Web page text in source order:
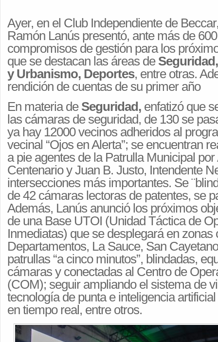
Ayer, en el Club Independiente de
Ramón Lanús presentó, ante más de
compromisos de gestión para los
que se destacan las áreas de
y Urbanismo, Deportes, entre otras.
rendición de cuentas de su primer año
En materia de Seguridad, enfatizó que
las cámaras de seguridad, de 130 se
ya hay 12000 vecinos adheridos al
vecinal “Ojos en Alerta”; se encuentran
a pie agentes de la Patrulla Municipal
Centenario y Juan B. Justo, Intendente
intersecciones más importantes. Se
de 42 cámaras lectoras de patentes, se
Además, Lanús anunció los próximos
de una Base UTOI (Unidad Táctica de
Inmediatas) que se desplegará en zonas
Departamentos, La Sauce, San
patrullas “a cinco minutos”, blindadas,
cámaras y conectadas al Centro de
(COM); seguir ampliando el sistema de
tecnología de punta e inteligencia
en tiempo real, entre otros.